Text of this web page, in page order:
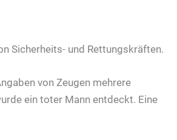
Sicherheits- und Rettungskräften.
von Zeugen mehrere
ein toter Mann entdeckt. Eine